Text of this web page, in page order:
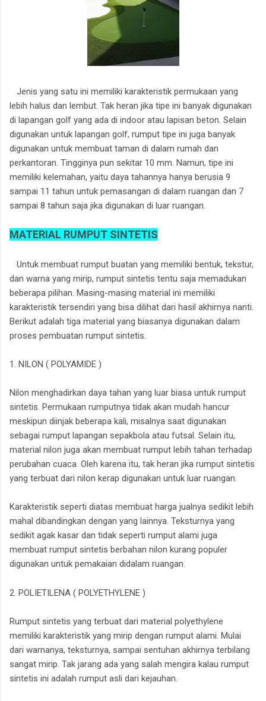
Jenis yang satu ini memiliki karakteristik permukaan yang
lebih halus dan lembut. Tak heran jika tipe ini banyak digunakan
di lapangan golf yang ada di indoor atau lapisan beton. Selain
digunakan untuk lapangan golf, rumput tipe ini juga banyak
digunakan untuk membuat taman di dalam rumah dan
perkantoran. Tingginya pun sekitar 10 mm. Namun, tipe ini
memiliki kelemahan, yaitu daya tahannya hanya berusia 9
sampai 11 tahun untuk pemasangan di dalam ruangan dan 7
sampai 8 tahun saja jika digunakan di luar ruangan.
MATERIAL RUMPUT SINTETIS
Untuk membuat rumput buatan yang memiliki bentuk, tekstur,
dan warna yang mirip, rumput sintetis tentu saja memadukan
beberapa pilihan. Masing-masing material ini memiliki
karakteristik tersendiri yang bisa dilihat dari hasil akhirnya nanti.
Berikut adalah tiga material yang biasanya digunakan dalam
proses pembuatan rumput sintetis.
1. NILON ( POLYAMIDE )
Nilon menghadirkan daya tahan yang luar biasa untuk rumput
sintetis. Permukaan rumputnya tidak akan mudah hancur
meskipun diinjak beberapa kali, misalnya saat digunakan
sebagai rumput lapangan sepakbola atau futsal. Selain itu,
material nilon juga akan membuat rumput lebih tahan terhadap
perubahan cuaca. Oleh karena itu, tak heran jika rumput sintetis
yang terbuat dari nilon kerap digunakan untuk luar ruangan.
Karakteristik seperti diatas membuat harga jualnya sedikit lebih
mahal dibandingkan dengan yang lainnya. Teksturnya yang
sedikit agak kasar dan tidak seperti rumput alami juga
membuat rumput sintetis berbahan nilon kurang populer
digunakan untuk pemakaian didalam ruangan.
2. POLIETILENA ( POLYETHYLENE )
Rumput sintetis yang terbuat dari material polyethylene
memiliki karakteristik yang mirip dengan rumput alami. Mulai
dari warnanya, teksturnya, sampai sentuhan akhirnya terbilang
sangat mirip. Tak jarang ada yang salah mengira kalau rumput
sintetis ini adalah rumput asli dari kejauhan.